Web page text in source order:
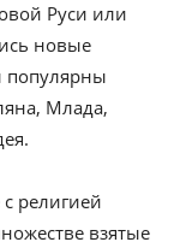
Руси или
новые
популярны
Млада,
с религией
взятые